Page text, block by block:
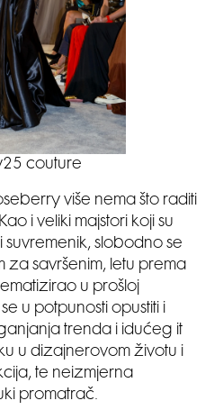
couture
više nema što raditi
i veliki majstori koji su
suvremenik, slobodno se
za savršenim, letu prema
u prošloj
u potpunosti opustiti i
trenda i idućeg it
u dizajnerovom životu i
te neizmjerna
promatrač.